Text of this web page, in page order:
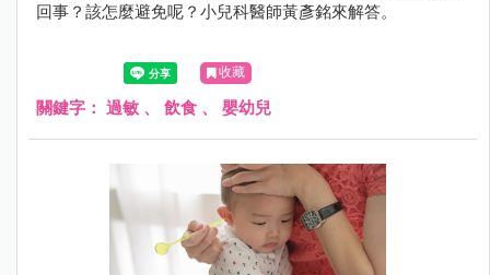
回事？該怎麼避免呢？小兒科醫師黃彥銘來解答。
收藏
關鍵字： 過敏 、 飲食 、 嬰幼兒